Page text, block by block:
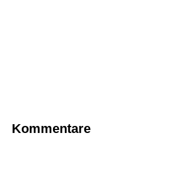
Kommentare